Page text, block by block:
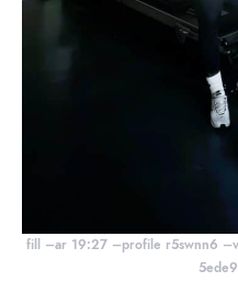
fill –ar 19:27 –profile r5swnn6 –v